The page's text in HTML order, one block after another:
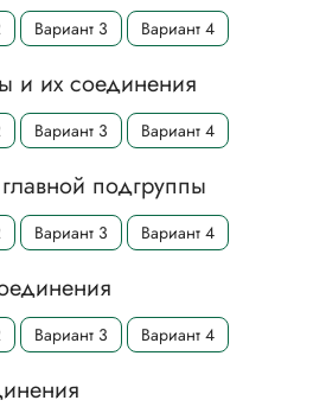
Вариант 3 Вариант 4
и их соединения
Вариант 3 Вариант 4
подгруппы
Вариант 3 Вариант 4
Вариант 3 Вариант 4